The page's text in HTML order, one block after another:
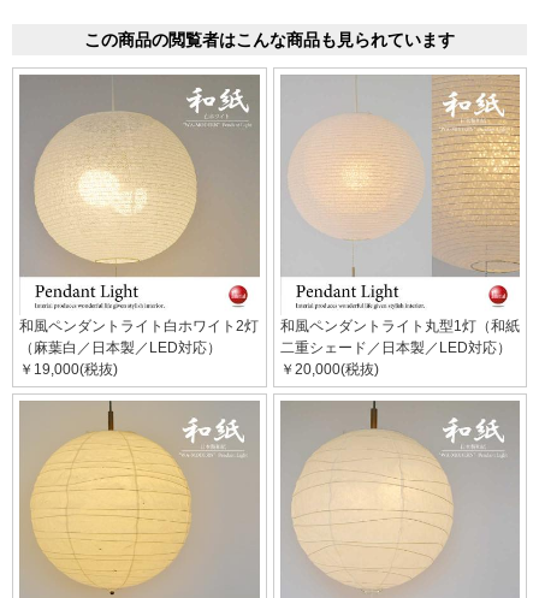
この商品の閲覧者はこんな商品も見られています
和風ペンダントライト白ホワイト2灯
（麻葉白／日本製／LED対応）
￥19,000(税抜)
和風ペンダントライト丸型1灯（和紙
二重シェード／日本製／LED対応）
￥20,000(税抜)